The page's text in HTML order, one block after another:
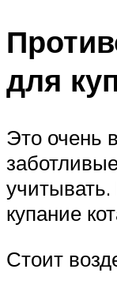
для
Это очень
купание
Стоит